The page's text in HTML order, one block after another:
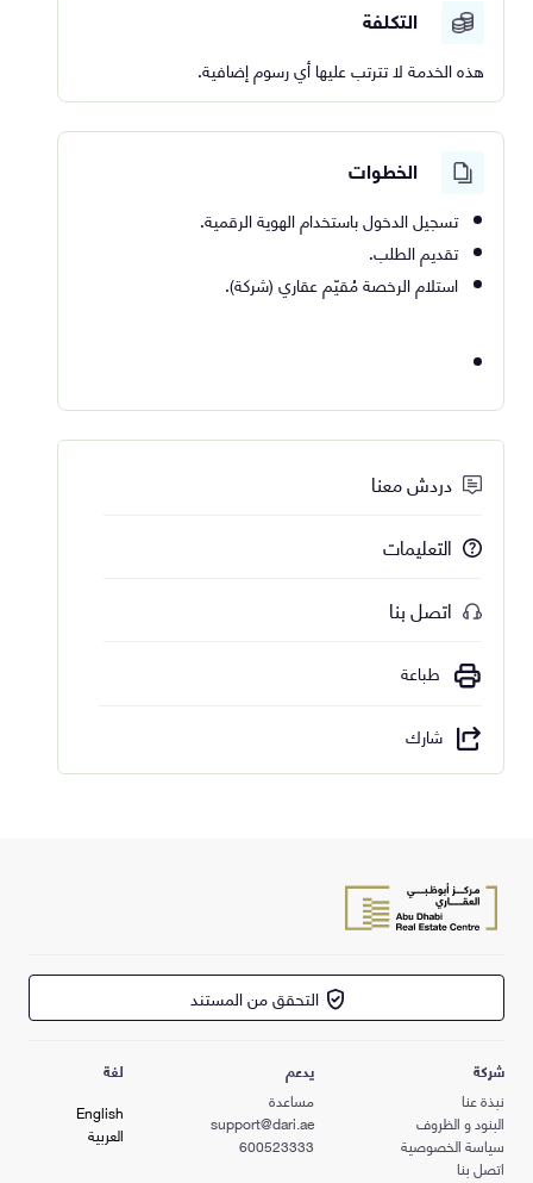
التكلفة
هذه الخدمة لا تترتب عليها أي رسوم إضافية.
الخطوات
تسجيل الدخول باستخدام الهوية الرقمية.
تقديم الطلب.
استلام الرخصة مُقيّم عقاري (شركة).
دردش معنا
التعليمات
اتصل بنا
طباعة
شارك
التحقق من المستند
شركة
نبذة عنا
البنود و الظروف
سياسة الخصوصية
اتصل بنا
يدعم
مساعدة
support@dari.ae
600523333
لغة
English
العربية